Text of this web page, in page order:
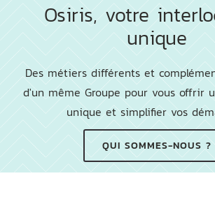
Osiris, votre
unique
Des métiers différents et
d'un même Groupe pour vous offrir
unique et simplifier vos
QUI SOMMES-NOUS ?